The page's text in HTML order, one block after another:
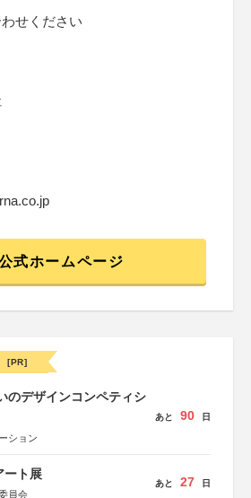
せください
式ホームページ
[PR]
のデザインコンペティシ
ション
あと 90 日
ート展
員会
あと 27 日